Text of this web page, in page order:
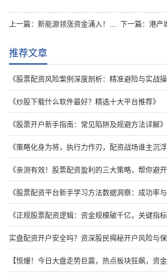
上一篇： 新能源领涨资金涌入！股票配资实战：借势热点精准捕捉趋势 下一篇：
推荐文章
《股票配资风险案例深度剖析：精准避险与实战
《炒股下载什么软件最好？精选十大平台推荐》
《股票开户新手指南：常见陷阱及规避方法详解》
《策略化身为将，执行力作刃，配资战场谁主沉浮
《亲测有效！股票配资盈利的三大策略，帮你避
《股票配资平台新手学习方法数据洞察：成功率
《正规股票配资逻辑：资金规模破千亿，关键指
实盘配资开户安全吗？资深股民揭秘开户风险与
【惊爆！今日大盘走势巨震，热点板块狂飙，资金